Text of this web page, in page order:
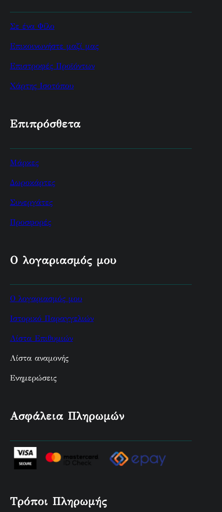
Σε ένα Φίλο
Επικοινωνήστε μαζί μας
Επιστροφές Προϊόντων
Χάρτης Ισοτόπου
Επιπρόσθετα
Μάρκες
Δωροκάρτες
Συνεργάτες
Προσφορές
Ο λογαριασμός μου
Ο λογαριασμός μου
Ιστορικό Παραγγελιών
Λίστα Επιθυμιών
Λίστα αναμονής
Ενημερώσεις
Ασφάλεια Πληρωμών
Τρόποι Πληρωμής